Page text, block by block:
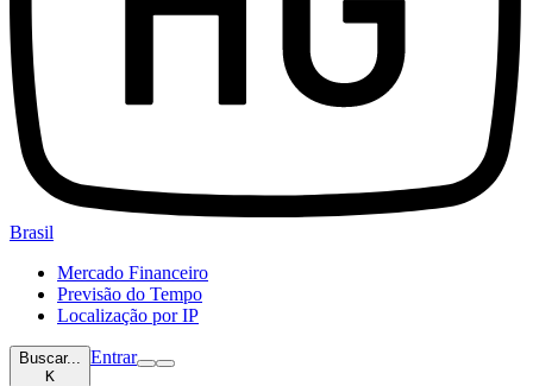
Brasil
Mercado Financeiro
Previsão do Tempo
Localização por IP
Buscar...
K
Entrar